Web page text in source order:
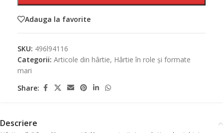
Adauga la favorite
SKU: 496l94116
Categorii: Articole din hârtie, Hârtie în role și formate
mari
Share:
Descriere